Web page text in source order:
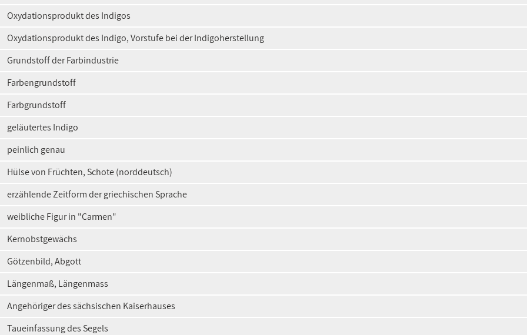
Oxydationsprodukt des Indigos
Oxydationsprodukt des Indigo, Vorstufe bei der Indigoherstellung
Grundstoff der Farbindustrie
Farbengrundstoff
Farbgrundstoff
geläutertes Indigo
peinlich genau
Hülse von Früchten, Schote (norddeutsch)
erzählende Zeitform der griechischen Sprache
weibliche Figur in "Carmen"
Kernobstgewächs
Götzenbild, Abgott
Längenmaß, Längenmass
Angehöriger des sächsischen Kaiserhauses
Taueinfassung des Segels